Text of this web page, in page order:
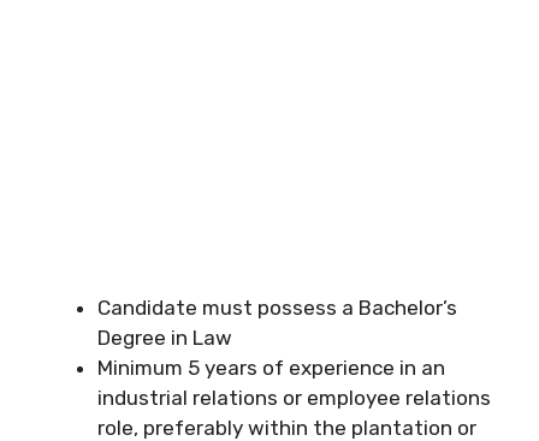
Candidate must possess a Bachelor’s
Degree in Law
Minimum 5 years of experience in an
industrial relations or employee relations
role, preferably within the plantation or